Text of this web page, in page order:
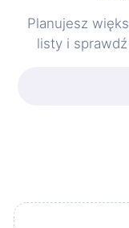
Planujesz
listy i